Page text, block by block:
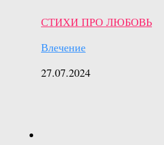
СТИХИ ПРО ЛЮБОВЬ
Влечение
27.07.2024